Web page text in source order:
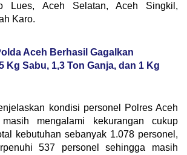
Lues, Aceh Selatan, Aceh Singkil,
Karo.
Aceh Berhasil Gagalkan
Kg Sabu, 1,3 Ton Ganja, dan 1 Kg
kondisi personel Polres Aceh
mengalami kekurangan cukup
kebutuhan sebanyak 1.078 personel,
537 personel sehingga masih